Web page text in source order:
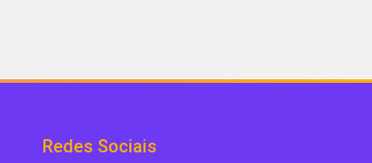
Redes Sociais